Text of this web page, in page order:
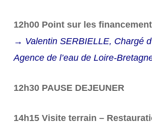
12h00 Point sur les
→ Valentin SERBIELLE, Chargé
Agence de l’eau de Loire-
12h30 PAUSE DEJEUNER
14h15 Visite terrain –